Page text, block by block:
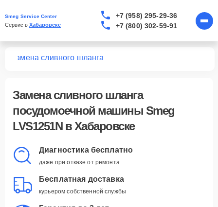
Smeg Service Center
Сервис в Хабаровске
+7 (958) 295-29-36
+7 (800) 302-59-91
Замена сливного шланга
Замена сливного шланга
посудомоечной машины Smeg
LVS1251N в Хабаровске
Диагностика бесплатно
даже при отказе от ремонта
Бесплатная доставка
курьером собственной службы